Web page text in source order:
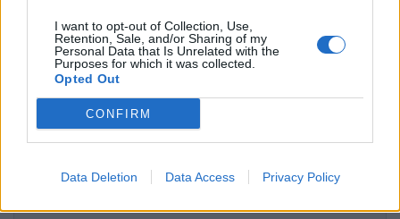
I want to opt-out of Collection, Use,
Retention, Sale, and/or Sharing of my
Personal Data that Is Unrelated with the
Purposes for which it was collected.
Opted Out
CONFIRM
Data Deletion Data Access Privacy Policy
MPB intensifikon kontrollet
rrugore gjatë gjithë fundjavës
Volkswagen synon të zhvillojë
kamionçinën e parë
posaçërisht për SHBA-në